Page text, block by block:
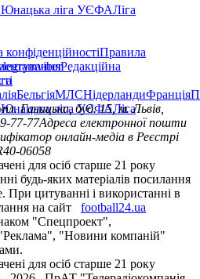
Юнацька ліга УЄФАЛіга
конфіденційностіПравила
Редакційна
viber
БельгіяМЛСНідерландиФранція
Юнацька ліга УЄФАЛіга
пл. Галицька, буд. 15, м. Львів,
77-77Адреса електронної пошти
онлайн-медіа в Реєстрі
06058
для осіб старше 21 року
будь-яких матеріалів посилання
цитуванні і використанні в
на сайт
football24.ua
"Спецпроект",
"Новини компаній"
для осіб старше 21 року